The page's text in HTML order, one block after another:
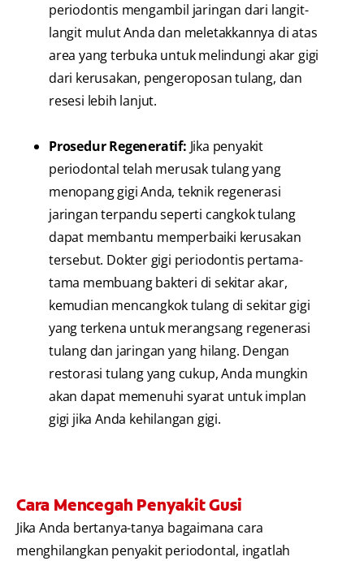
periodontis mengambil jaringan dari langit-
langit mulut Anda dan meletakkannya di atas
area yang terbuka untuk melindungi akar gigi
dari kerusakan, pengeroposan tulang, dan
resesi lebih lanjut.
Prosedur Regeneratif: Jika penyakit
periodontal telah merusak tulang yang
menopang gigi Anda, teknik regenerasi
jaringan terpandu seperti cangkok tulang
dapat membantu memperbaiki kerusakan
tersebut. Dokter gigi periodontis pertama-
tama membuang bakteri di sekitar akar,
kemudian mencangkok tulang di sekitar gigi
yang terkena untuk merangsang regenerasi
tulang dan jaringan yang hilang. Dengan
restorasi tulang yang cukup, Anda mungkin
akan dapat memenuhi syarat untuk implan
gigi jika Anda kehilangan gigi.
Cara Mencegah Penyakit Gusi
Jika Anda bertanya-tanya bagaimana cara
menghilangkan penyakit periodontal, ingatlah